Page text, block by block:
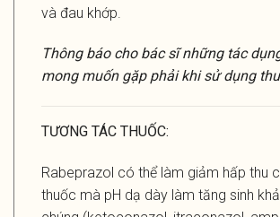
và đau khớp.
Thông báo cho bác sĩ những tác
mong muốn gặp phải khi sử dụng
TƯƠNG TÁC THUỐC:
Rabeprazol có thể làm giảm hấp thu
thuốc mà pH dạ dày làm tăng sinh